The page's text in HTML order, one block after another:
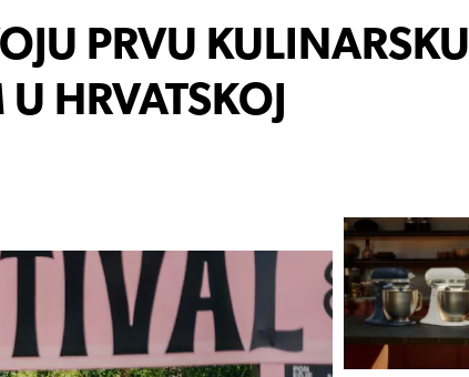
PRVU KULINARSKU
HRVATSKOJ